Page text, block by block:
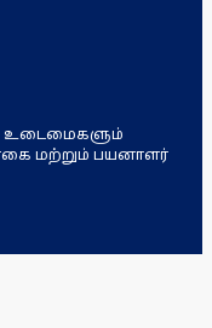
உடைமைகளும்
மற்றும் பயனாளர்